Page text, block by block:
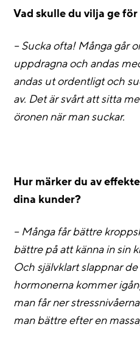
Vad skulle du vilja ge
– Sucka ofta! Många går
uppdragna och andas
andas ut ordentligt och
av. Det är svårt att sitta
öronen när man suckar.
Hur märker du av
dina kunder?
– Många får bättre
bättre på att känna in sin
Och självklart slappnar
hormonerna kommer
man får ner
man bättre efter en